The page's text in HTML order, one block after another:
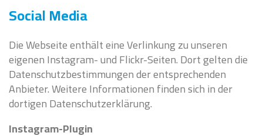
Social Media
Die Webseite enthält eine Verlinkung zu unseren
eigenen Instagram- und Flickr-Seiten. Dort gelten die
Datenschutzbestimmungen der entsprechenden
Anbieter. Weitere Informationen finden sich in der
dortigen Datenschutzerklärung.
Instagram-Plugin